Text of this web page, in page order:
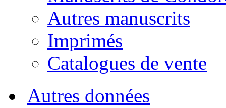
Autres manuscrits
Imprimés
Catalogues de vente
Autres données